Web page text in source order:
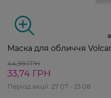
Маска для обличчя
44,99 ГРН
33,74 ГРН
Період акції: 27 07 - 23 08